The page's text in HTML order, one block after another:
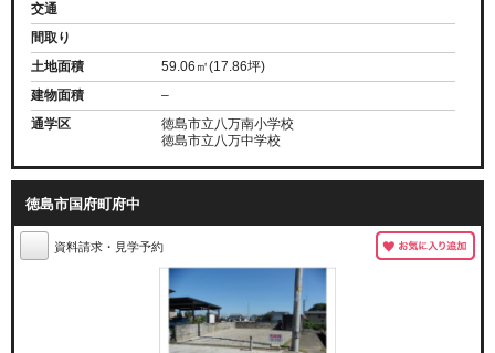
交通
間取り
土地面積
59.06㎡(17.86坪)
建物面積
–
通学区
徳島市立八万南小学校
徳島市立八万中学校
徳島市国府町府中
資料請求・見学予約